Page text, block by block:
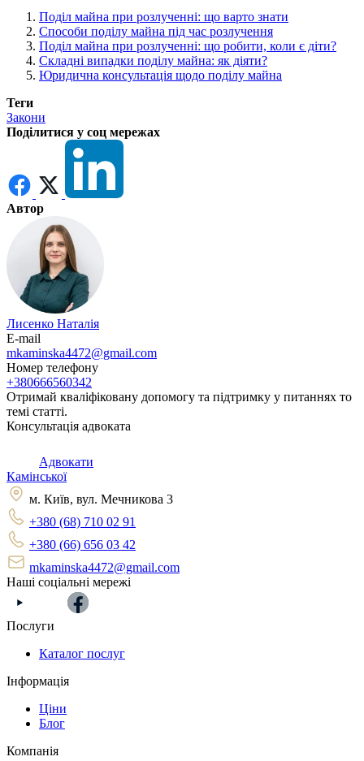
Поділ майна при розлученні: що варто знати
Способи поділу майна під час розлучення
Поділ майна при розлученні: що робити, коли є діти?
Складні випадки поділу майна: як діяти?
Юридична консультація щодо поділу майна
Теги
Закони
Поділитися у соц мережах
Автор
Лисенко Наталія
E-mail
mkaminska4472@gmail.com
Номер телефону
+380666560342
Отримай кваліфіковану допомогу та підтримку у питаннях то
темі статті.
Консультація адвоката
Адвокати
Камінської
м. Київ, вул. Мечникова 3
+380 (68) 710 02 91
+380 (66) 656 03 42
mkaminska4472@gmail.com
Наші соціальні мережі
Послуги
Каталог послуг
Інформація
Ціни
Блог
Компанія